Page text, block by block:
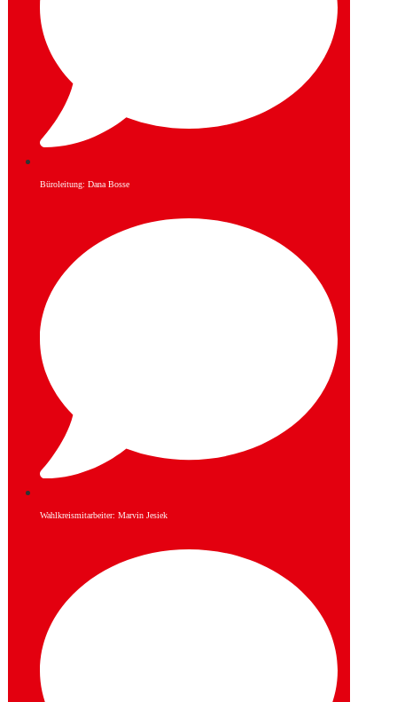
Büroleitung: Dana Bosse
Wahlkreismitarbeiter: Marvin Jesiek